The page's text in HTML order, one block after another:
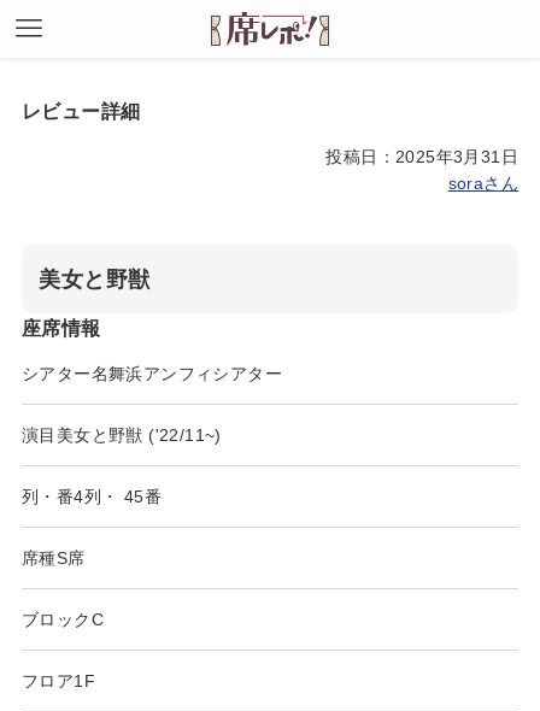
レビュー詳細
投稿日：2025年3月31日
soraさん
美女と野獣
座席情報
シアター名舞浜アンフィシアター
演目 美女と野獣 ('22/11~)
列・番4列 ・ 45番
席種S席
ブロックC
フロア1F